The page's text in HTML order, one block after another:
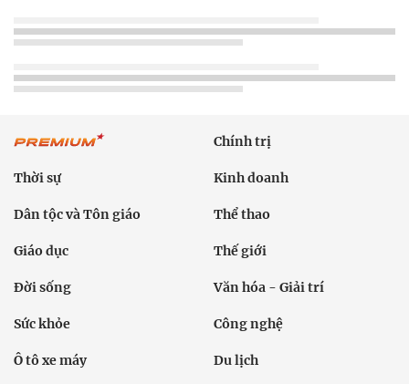
Chính trị
Thời sự Kinh doanh
Dân tộc và Tôn giáo Thể thao
Giáo dục Thế giới
Đời sống Văn hóa - Giải trí
Sức khỏe Công nghệ
Ô tô xe máy Du lịch